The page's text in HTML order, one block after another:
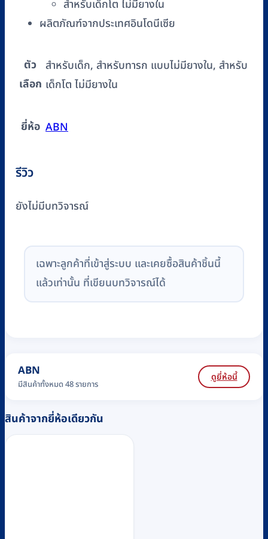
สำหรับเด็กโต ไม่มียางใน
ผลิตภัณฑ์จากประเทศอินโดนีเซีย
ตัว
เลือก
สำหรับเด็ก, สำหรับทารก แบบไม่มียางใน, สำหรับ
เด็กโต ไม่มียางใน
ยี่ห้อ ABN
รีวิว
ยังไม่มีบทวิจารณ์
เฉพาะลูกค้าที่เข้าสู่ระบบ และเคยซื้อสินค้าชิ้นนี้
แล้วเท่านั้น ที่เขียนบทวิจารณ์ได้
ABN
มีสินค้าทั้งหมด 48 รายการ
ดูยี่ห้อนี้
สินค้าจากยี่ห้อเดียวกัน